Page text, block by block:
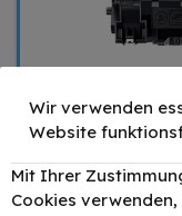
Wir verwenden
Website
Mit Ihrer
Cookies